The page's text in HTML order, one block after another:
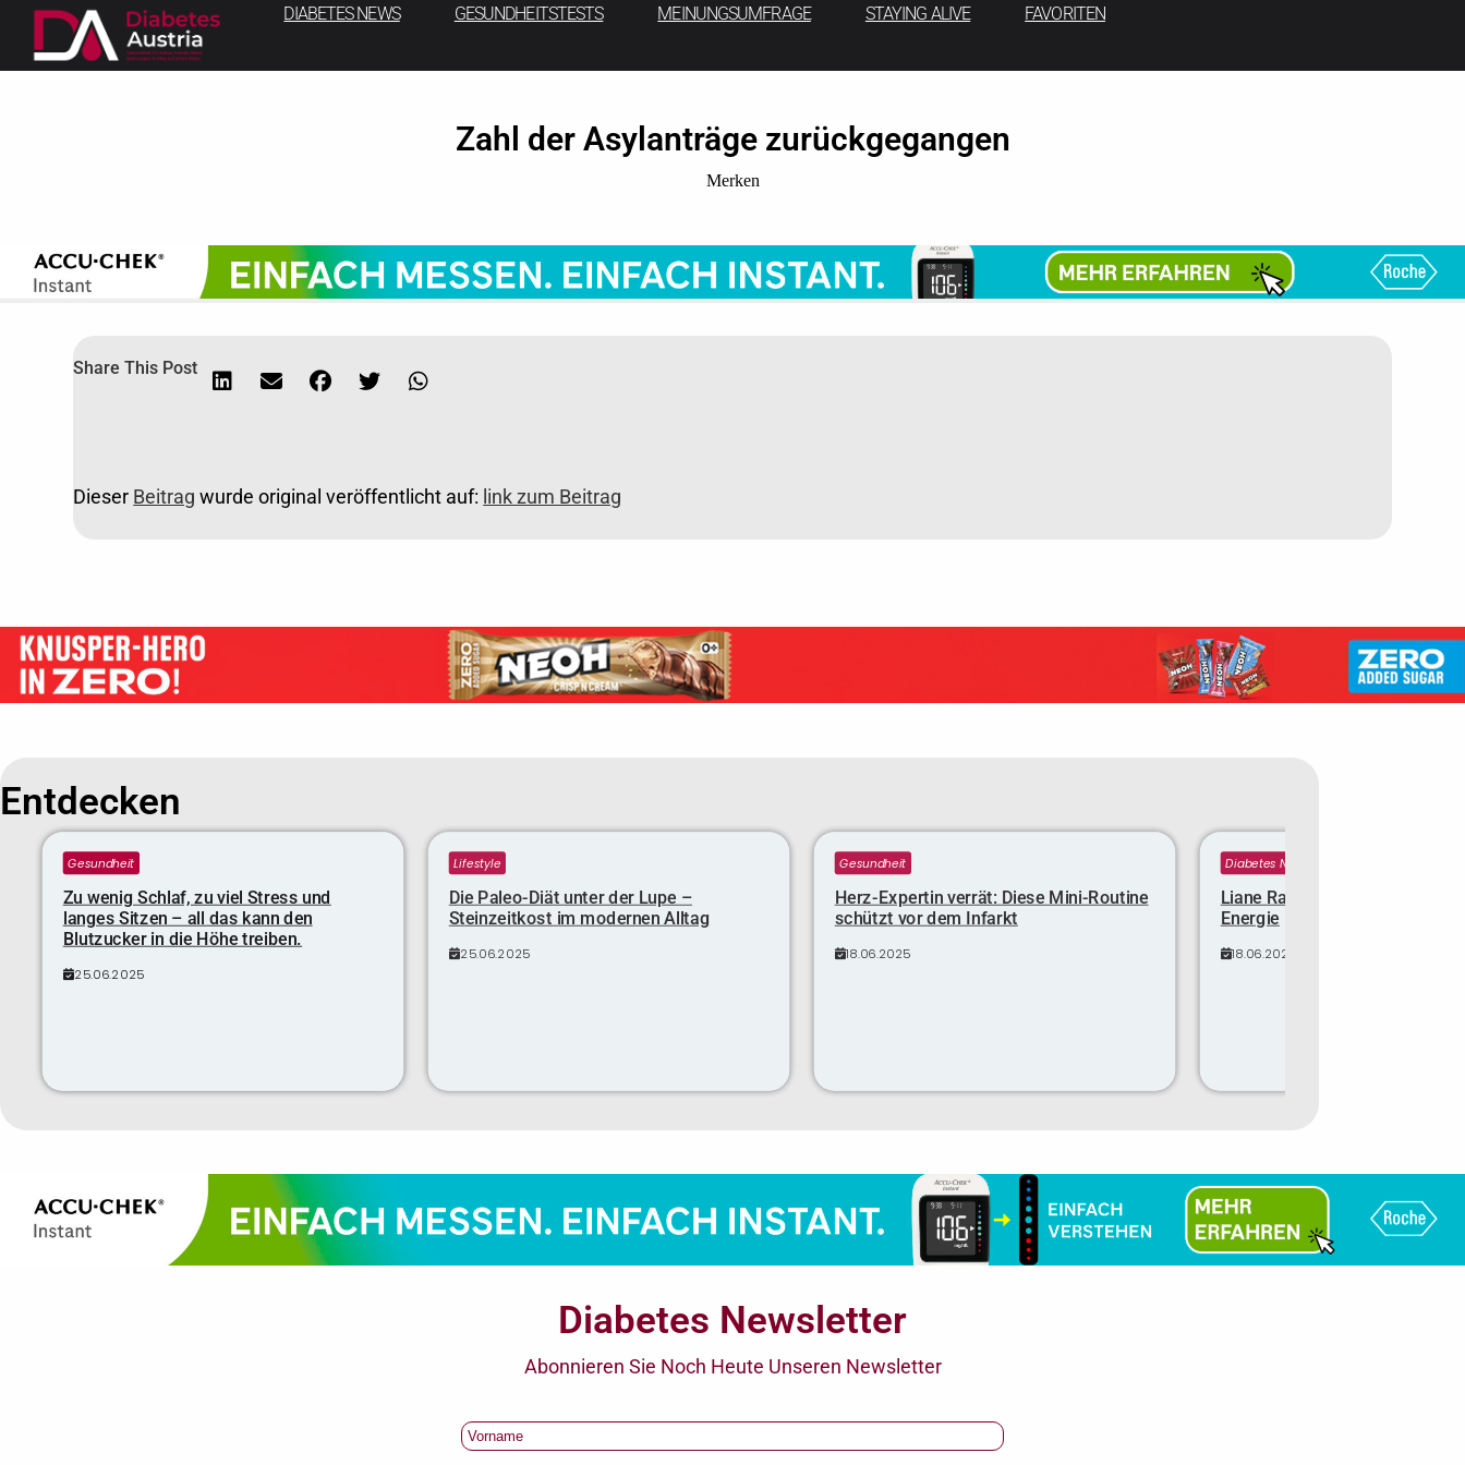
DIABETES NEWS GESUNDHEITSTESTS MEINUNGSUMFRAGE STAYING ALIVE FAVORITEN
Zahl der Asylanträge zurückgegangen
Merken
Share This Post
Dieser Beitrag wurde original veröffentlicht auf: link zum Beitrag
Entdecken
Gesundheit
Zu wenig Schlaf, zu viel Stress und
langes Sitzen – all das kann den
Blutzucker in die Höhe treiben.
25.06.2025
Lifestyle
Die Paleo-Diät unter der Lupe –
Steinzeitkost im modernen Alltag
25.06.2025
Gesundheit
Herz-Expertin verrät: Diese Mini-Routine
schützt vor dem Infarkt
18.06.2025
Diabetes News
Liane Rainer ist 32 Kilo
Energie
18.06.2025
Diabetes Newsletter
Abonnieren Sie Noch Heute Unseren Newsletter